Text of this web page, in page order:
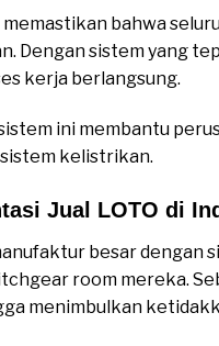
bahwa
Dengan sistem yang
kerja berlangsung.
ini membantu
kelistrikan.
Jual LOTO di
besar
room mereka.
menimbulkan